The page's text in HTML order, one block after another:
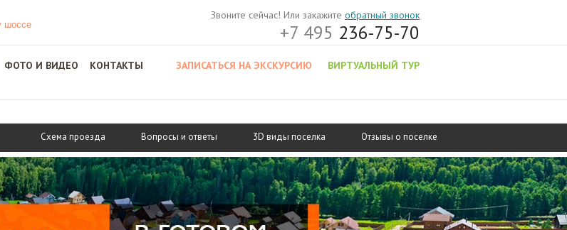
Звоните сейчас! Или закажите обратный звонок
+7 495 236-75-70
ФОТО И ВИДЕО КОНТАКТЫ ЗАПИСАТЬСЯ НА ЭКСКУРСИЮ ВИРТУАЛЬНЫЙ ТУР
Схема проезда Вопросы и ответы 3D виды поселка Отзывы о поселке